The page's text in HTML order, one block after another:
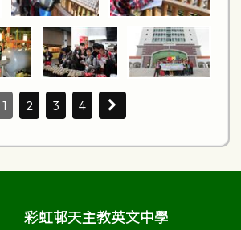
1 2 3 4
彩虹邨天主教英文中學